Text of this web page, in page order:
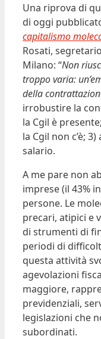
Una riprova di
di oggi
capitalismo
Rosati,
Milano: “Non
troppo varia:
della
irrobustire la
la Cgil è
la Cgil non c’è;
salario.
A me pare non
imprese (il 43%
persone. Le
precari, atipici e
di strumenti di
periodi di
questa attività
agevolazioni
maggiore,
previdenziali,
legislazioni che
subordinati.